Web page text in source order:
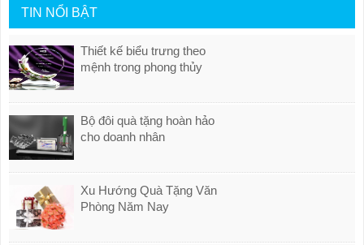
TIN NỔI BẬT
Thiết kế biểu trưng theo
mệnh trong phong thủy
Bộ đôi quà tặng hoàn hảo
cho doanh nhân
Xu Hướng Quà Tặng Văn
Phòng Năm Nay